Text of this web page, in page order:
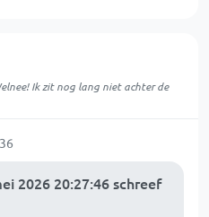
Ik zit nog lang niet achter de
2026 20:27:46 schreef